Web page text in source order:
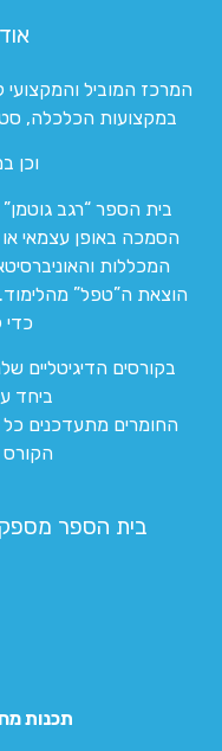
במקצועות הכלכלה,
וכן
בית הספר “רגב
הסמכה באופן עצמאי
המכללות
הוצאת ה”טפל”
כדי
בקורסים הדיגיטליים
ביחד
החומרים מתעדכנים
הקורס
בית הספר מספק
תכנות